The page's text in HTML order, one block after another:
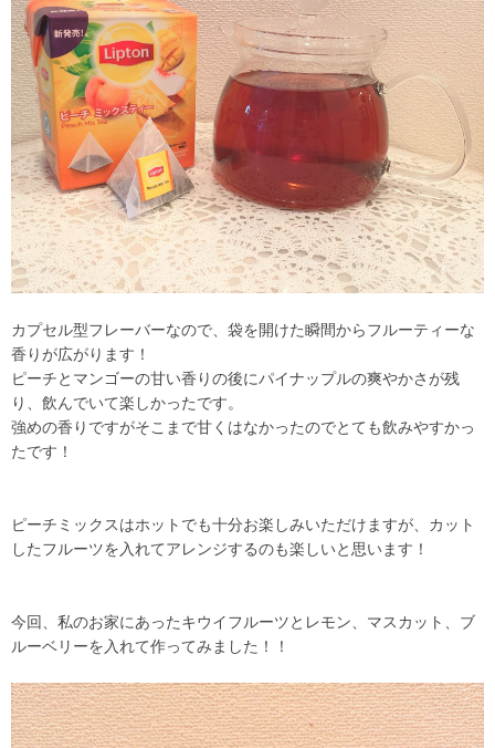
カプセル型フレーバーなので、袋を開けた瞬間からフルーティーな
香りが広がります！
ピーチとマンゴーの甘い香りの後にパイナップルの爽やかさが残
り、飲んでいて楽しかったです。
強めの香りですがそこまで甘くはなかったのでとても飲みやすかっ
たです！
ピーチミックスはホットでも十分お楽しみいただけますが、カット
したフルーツを入れてアレンジするのも楽しいと思います！
今回、私のお家にあったキウイフルーツとレモン、マスカット、ブ
ルーベリーを入れて作ってみました！！